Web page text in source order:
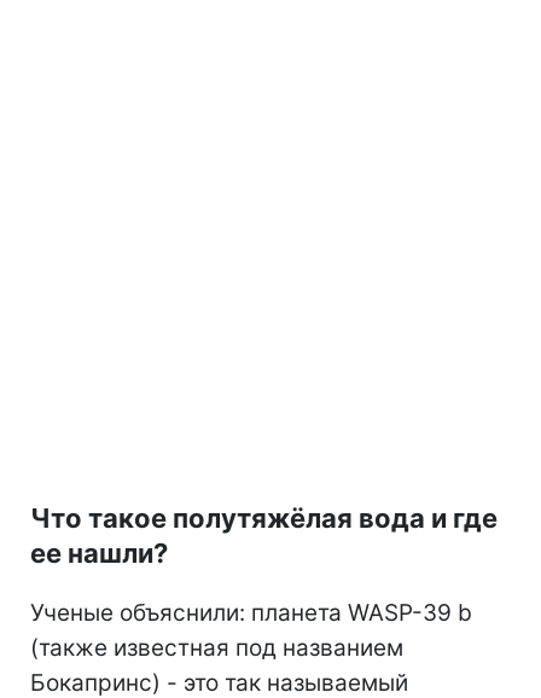
Что такое полутяжёлая вода и где
ее нашли?
Ученые объяснили: планета WASP-39 b
(также известная под названием
Бокапринс) - это так называемый